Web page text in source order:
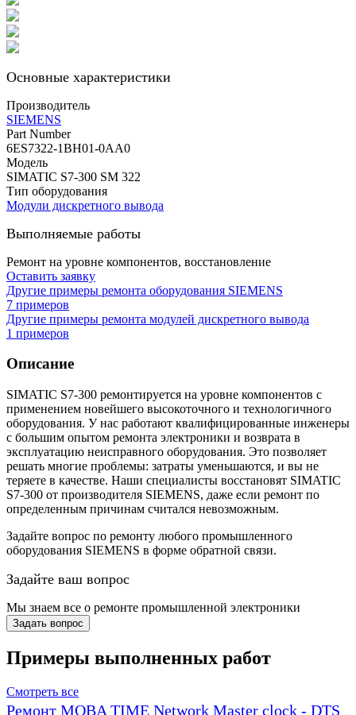
Основные характеристики
Производитель
SIEMENS
Part Number
6ES7322-1BH01-0AA0
Модель
SIMATIC S7-300 SM 322
Тип оборудования
Модули дискретного вывода
Выполняемые работы
Ремонт на уровне компонентов, восстановление
Оставить заявку
Другие примеры ремонта оборудования SIEMENS
7 примеров
Другие примеры ремонта модулей дискретного вывода
1 примеров
Описание
SIMATIC S7-300 ремонтируется на уровне компонентов с
применением новейшего высокоточного и технологичного
оборудования. У нас работают квалифицированные инженеры
с большим опытом ремонта электроники и возврата в
эксплуатацию неисправного оборудования. Это позволяет
решать многие проблемы: затраты уменьшаются, и вы не
теряете в качестве. Наши специалисты восстановят SIMATIC
S7-300 от производителя SIEMENS, даже если ремонт по
определенным причинам считался невозможным.
Задайте вопрос по ремонту любого промышленного
оборудования SIEMENS в формe обратной связи.
Задайте ваш вопрос
Мы знаем все о ремонте промышленной электроники
Задать вопрос
Примеры выполненных работ
Смотреть все
Ремонт MOBA TIME Network Master clock - DTS